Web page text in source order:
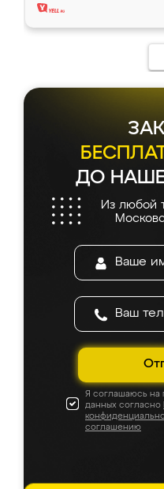
ДО
Из любой
Я соглашаюсь на
данных согласно
соглашению